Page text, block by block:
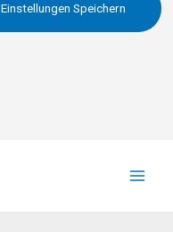
Einstellungen Speichern